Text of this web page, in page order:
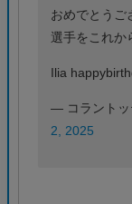
おめでとうご
選手をこれか
Ilia
— コラントッ
2, 2025